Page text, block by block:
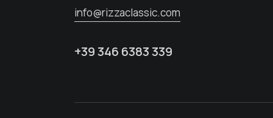
info@rizzaclassic.com
+39 346 6383 339